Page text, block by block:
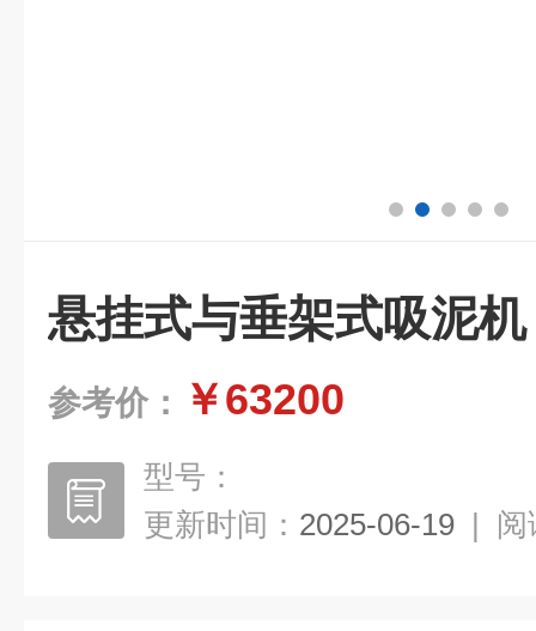
悬挂式与垂架式吸泥机
参考价： ￥63200
型号：
更新时间： 2025-06-19 | 阅